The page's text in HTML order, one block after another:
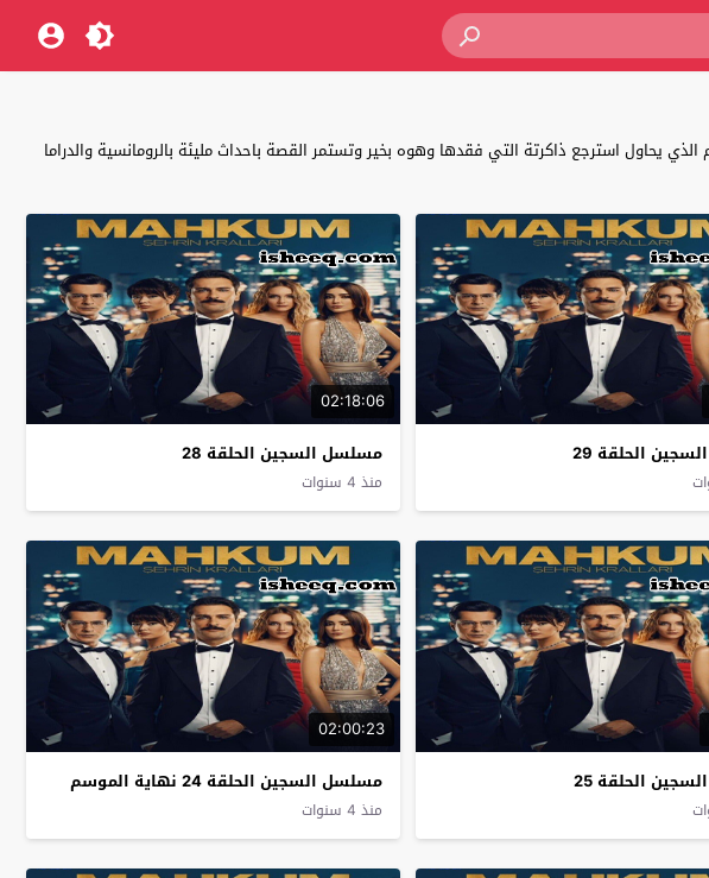
استرجع ذاكرتة التي فقدها وهوه بخير وتستمر القصة باحداث مليئة بالرومانسية والدراما
الحلقة 29
02:18:06
مسلسل السجين الحلقة 28
منذ 4 سنوات
الحلقة 25
02:00:23
مسلسل السجين الحلقة 24 نهاية الموسم
منذ 4 سنوات